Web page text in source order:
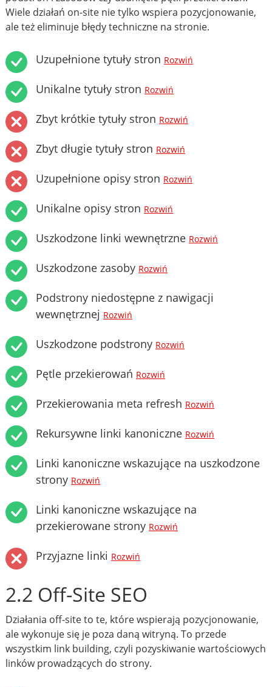
Wiele działań on-site nie tylko wspiera pozycjonowanie,
ale też eliminuje błędy techniczne na stronie.
Uzupełnione tytuły stron Rozwiń
Unikalne tytuły stron Rozwiń
Zbyt krótkie tytuły stron Rozwiń
Zbyt długie tytuły stron Rozwiń
Uzupełnione opisy stron Rozwiń
Unikalne opisy stron Rozwiń
Uszkodzone linki wewnętrzne Rozwiń
Uszkodzone zasoby Rozwiń
Podstrony niedostępne z nawigacji
wewnętrznej Rozwiń
Uszkodzone podstrony Rozwiń
Pętle przekierowań Rozwiń
Przekierowania meta refresh Rozwiń
Rekursywne linki kanoniczne Rozwiń
Linki kanoniczne wskazujące na uszkodzone
strony Rozwiń
Linki kanoniczne wskazujące na
przekierowane strony Rozwiń
Przyjazne linki Rozwiń
2.2 Off-Site SEO
Działania off-site to te, które wspierają pozycjonowanie,
ale wykonuje się je poza daną witryną. To przede
wszystkim link building, czyli pozyskiwanie wartościowych
linków prowadzących do strony.